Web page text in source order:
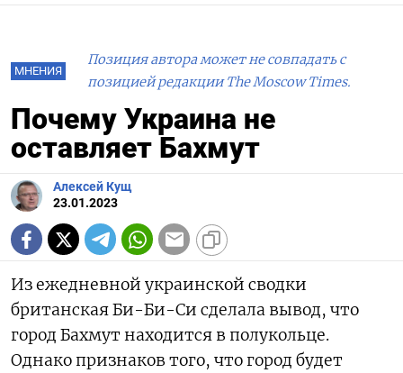
МНЕНИЯ
Позиция автора может не совпадать с
позицией редакции The Moscow Times.
Почему Украина не
оставляет Бахмут
Алексей Кущ
23.01.2023
Из ежедневной украинской сводки
британская Би-Би-Си сделала вывод, что
город Бахмут находится в полукольце.
Однако признаков того, что город будет